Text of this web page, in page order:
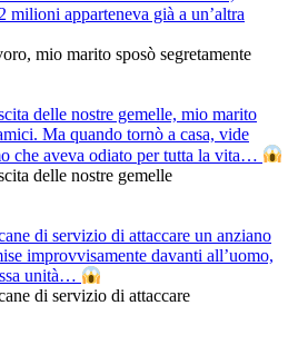
milioni apparteneva già a un’altra
mio marito sposò segretamente
delle nostre gemelle, mio marito
Ma quando tornò a casa, vide
che aveva odiato per tutta la vita…
delle nostre gemelle
di servizio di attaccare un anziano
improvvisamente davanti all’uomo,
unità…
di servizio di attaccare